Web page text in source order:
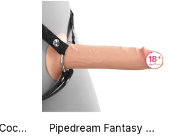
Pipedream Fantasy X-